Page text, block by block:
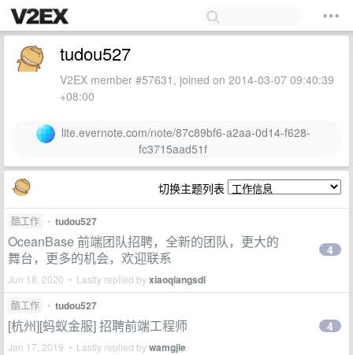
tudou527
V2EX member #57631, joined on 2014-03-07 09:40:39
+08:00
lite.evernote.com/note/87c89bf6-a2aa-0d14-f628-
fc3715aad51f
切换主题列表
酷工作 • tudou527
OceanBase 前端团队招聘，全新的团队，更大的
舞台，更多的机会，欢迎联系
Jun 18, 2020 • Lastly replied byxiaoqiangsdl
4
酷工作 • tudou527
[杭州][蚂蚁金服] 招聘前端工程师
Jan 17, 2019 • Lastly replied bywamgjie
4